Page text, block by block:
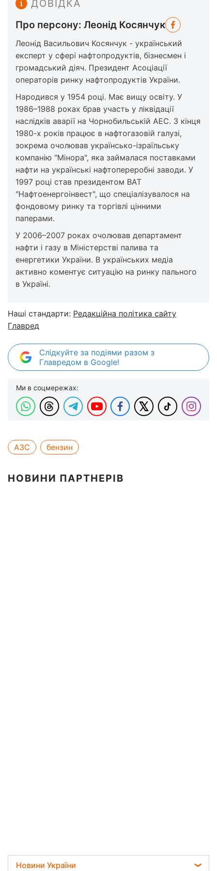
ДОВІДКА
Про персону: Леонід Косянчук
Леонід Васильович Косянчук - український
експерт у сфері нафтопродуктів, бізнесмен і
громадський діяч. Президент Асоціації
операторів ринку нафтопродуктів України.
Народився у 1954 році. Має вищу освіту. У
1986–1988 роках брав участь у ліквідації
наслідків аварії на Чорнобильській АЕС. З кінця
1980-х років працює в нафтогазовій галузі,
зокрема очолював українсько-ізраїльську
компанію "Мінора", яка займалася поставками
нафти на українські нафтопереробні заводи. У
1997 році став президентом ВАТ
"Нафтоенергоінвест", що спеціалізувалося на
фондовому ринку та торгівлі цінними
паперами.
У 2006–2007 роках очолював департамент
нафти і газу в Міністерстві палива та
енергетики України. В українських медіа
активно коментує ситуацію на ринку пального
в Україні.
Наші стандарти: Редакційна політика сайту
Главред
Слідкуйте за подіями разом з
Главредом в Google!
Ми в соцмережах:
АЗС бензин
НОВИНИ ПАРТНЕРІВ
Новини України